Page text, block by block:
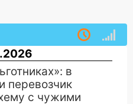
в
перевозчик
с чужими